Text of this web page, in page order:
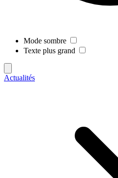
Mode sombre
Texte plus grand
Actualités